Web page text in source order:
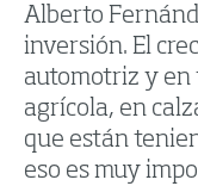
Alberto
inversión. El
automotriz y en
agrícola, en
que están
eso es muy